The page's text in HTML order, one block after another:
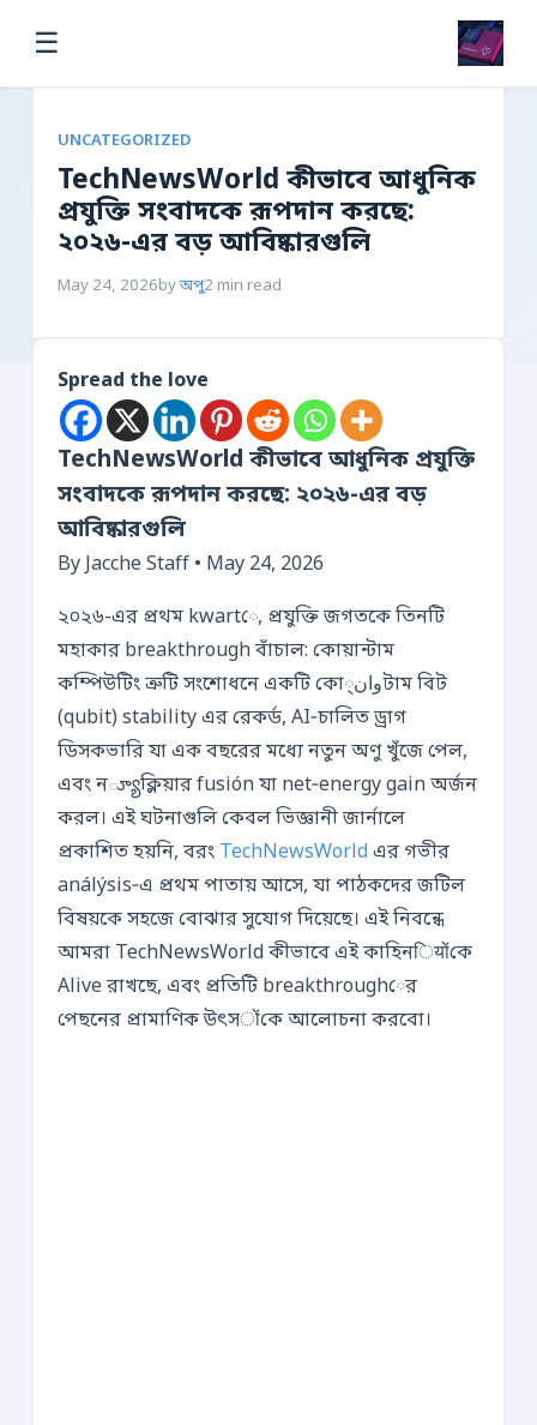
☰
UNCATEGORIZED
TechNewsWorld কীভাবে আধুনিক
প্রযুক্তি সংবাদকে রূপদান করছে:
২০২৬-এর বড় আবিষ্কারগুলি
May 24, 2026byঅপু2 min read
Spread the love
TechNewsWorld কীভাবে আধুনিক প্রযুক্তি
সংবাদকে রূপদান করছে: ২০২৬-এর বড়
আবিষ্কারগুলি
By Jacche Staff • May 24, 2026
২০২৬-এর প্রথম kwartে, প্রযুক্তি জগতকে তিনটি
মহাকার breakthrough বাঁচাল: কোয়ান্টাম
কম্পিউটিং ত্রুটি সংশোধনে একটি কোوان্টাম বিট
(qubit) stability এর রেকর্ড, AI‑চালিত ড্রাগ
ডিসকভারি যা এক বছরের মধ্যে নতুন অণু খুঁজে পেল,
এবং ন్యూক্লিয়ার fusión যা net‑energy gain অর্জন
করল। এই ঘটনাগুলি কেবল ভিজ্ঞানী জার্নালে
প্রকাশিত হয়নি, বরং TechNewsWorld এর গভীর
análýsis‑এ প্রথম পাতায় আসে, যা পাঠকদের জটিল
বিষয়কে সহজে বোঝার সুযোগ দিয়েছে। এই নিবন্ধে
আমরা TechNewsWorld কীভাবে এই কাহিনियोंকে
Alive রাখছে, এবং প্রতিটি breakthroughের
পেছনের প্রামাণিক উৎসोंকে আলোচনা করবো।